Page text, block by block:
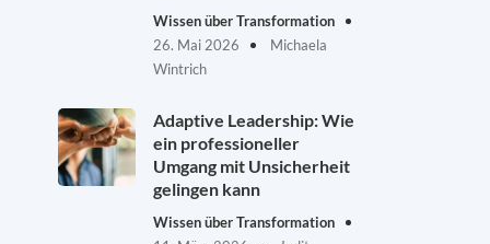
Wissen über Transformation
26. Mai 2026
Michaela
Wintrich
Adaptive Leadership: Wie
ein professioneller
Umgang mit Unsicherheit
gelingen kann
Wissen über Transformation